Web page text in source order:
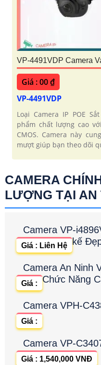
VP-4491VDP Camera
Giá : 00 ₫
VP-4491VDP
Loại Camera IP POE
phẩm chất lượng cao
CMOS. Camera này
mượt giúp bạn theo dõi
CAMERA
LƯỢNG TẠI AN
Camera VP-
kế
Giá : Liên Hệ
Camera An Ninh
Chức Năng
Giá :
Camera VPH-
Giá :
Camera VP-
Giá : 1,540,000 VNĐ